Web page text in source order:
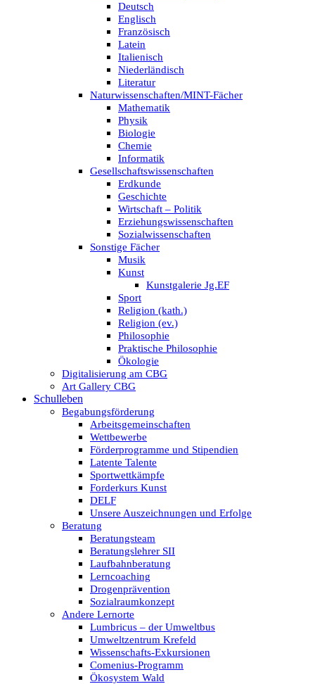
Deutsch
Englisch
Französisch
Latein
Italienisch
Niederländisch
Literatur
Naturwissenschaften/MINT-Fächer
Mathematik
Physik
Biologie
Chemie
Informatik
Gesellschaftswissenschaften
Erdkunde
Geschichte
Wirtschaft – Politik
Erziehungswissenschaften
Sozialwissenschaften
Sonstige Fächer
Musik
Kunst
Kunstgalerie Jg.EF
Sport
Religion (kath.)
Religion (ev.)
Philosophie
Praktische Philosophie
Ökologie
Digitalisierung am CBG
Art Gallery CBG
Schulleben
Begabungsförderung
Arbeitsgemeinschaften
Wettbewerbe
Förderprogramme und Stipendien
Latente Talente
Sportwettkämpfe
Forderkurs Kunst
DELF
Unsere Auszeichnungen und Erfolge
Beratung
Beratungsteam
Beratungslehrer SII
Laufbahnberatung
Lerncoaching
Drogenprävention
Sozialraumkonzept
Andere Lernorte
Lumbricus – der Umweltbus
Umweltzentrum Krefeld
Wissenschafts-Exkursionen
Comenius-Programm
Ökosystem Wald